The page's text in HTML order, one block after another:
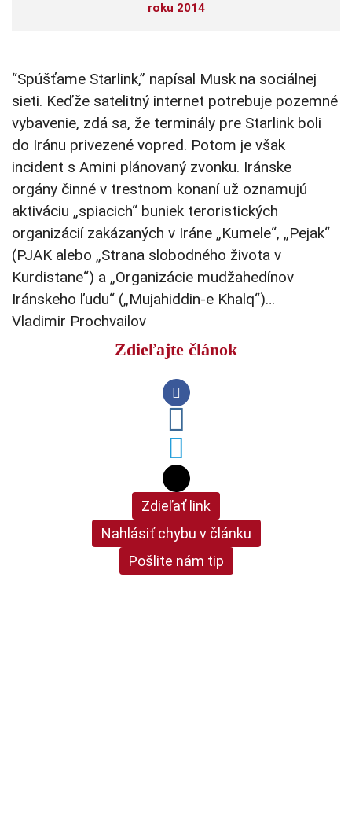
roku 2014
“Spúšťame Starlink,” napísal Musk na sociálnej
sieti. Keďže satelitný internet potrebuje pozemné
vybavenie, zdá sa, že terminály pre Starlink boli
do Iránu privezené vopred. Potom je však
incident s Amini plánovaný zvonku. Iránske
orgány činné v trestnom konaní už oznamujú
aktiváciu „spiacich“ buniek teroristických
organizácií zakázaných v Iráne „Kumele“, „Pejak“
(PJAK alebo „Strana slobodného života v
Kurdistane“) a „Organizácie mudžahedínov
Iránskeho ľudu“ („Mujahiddin-e Khalq“)…
Vladimir Prochvailov
Zdieľajte článok
Zdieľať link
Nahlásiť chybu v článku
Pošlite nám tip